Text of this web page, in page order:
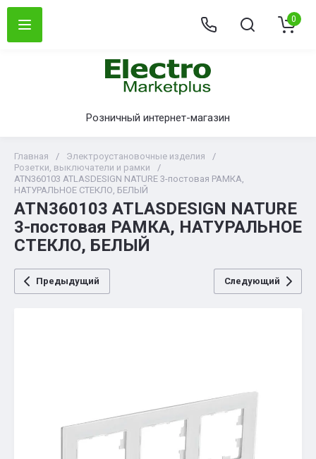
Розничный интернет-магазин
0
Главная / Электроустановочные изделия
/
Розетки, выключатели и рамки
/
ATN360103 ATLASDESIGN NATURE 3-постовая РАМКА,
НАТУРАЛЬНОЕ СТЕКЛО, БЕЛЫЙ
ATN360103 ATLASDESIGN NATURE
3-постовая РАМКА, НАТУРАЛЬНОЕ
СТЕКЛО, БЕЛЫЙ
Предыдущий Следующий